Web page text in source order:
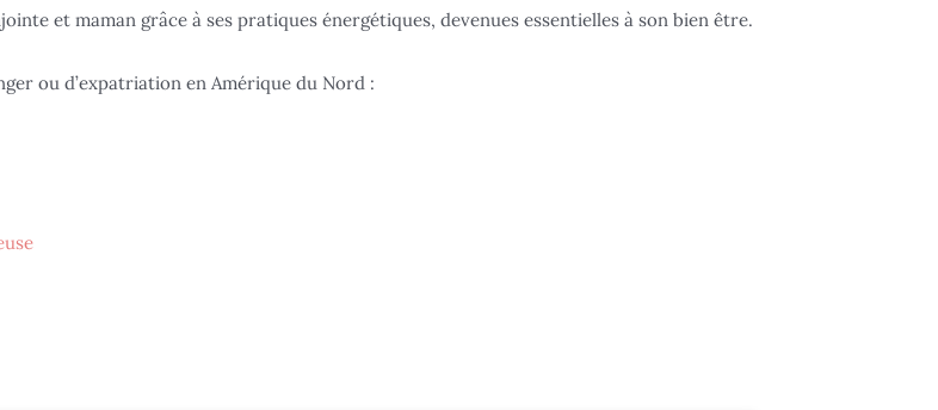
et maman grâce à ses pratiques énergétiques, devenues essentielles à son bien être.
ou d’expatriation en Amérique du Nord :